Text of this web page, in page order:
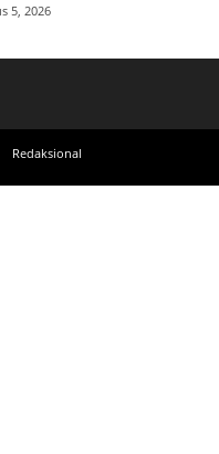
5, 2026
Redaksional